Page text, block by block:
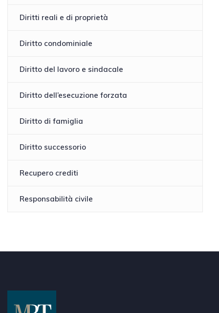
Diritti reali e di proprietà
Diritto condominiale
Diritto del lavoro e sindacale
Diritto dell’esecuzione forzata
Diritto di famiglia
Diritto successorio
Recupero crediti
Responsabilità civile